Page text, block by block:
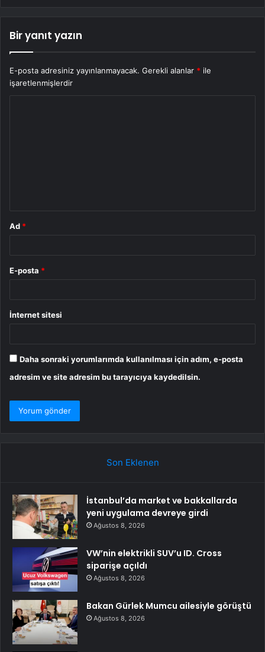
Bir yanıt yazın
E-posta adresiniz yayınlanmayacak. Gerekli alanlar * ile
işaretlenmişlerdir
Ad *
E-posta *
İnternet sitesi
Daha sonraki yorumlarımda kullanılması için adım, e-posta
adresim ve site adresim bu tarayıcıya kaydedilsin.
Son Eklenen
İstanbul’da market ve bakkallarda
yeni uygulama devreye girdi
Ağustos 8, 2026
VW’nin elektrikli SUV’u ID. Cross
siparişe açıldı
Ağustos 8, 2026
Bakan Gürlek Mumcu ailesiyle görüştü
Ağustos 8, 2026